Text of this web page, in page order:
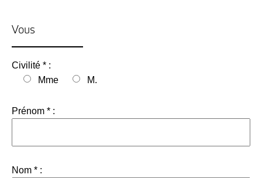
Vous
Civilité * :
Mme
M.
Prénom * :
Nom * :